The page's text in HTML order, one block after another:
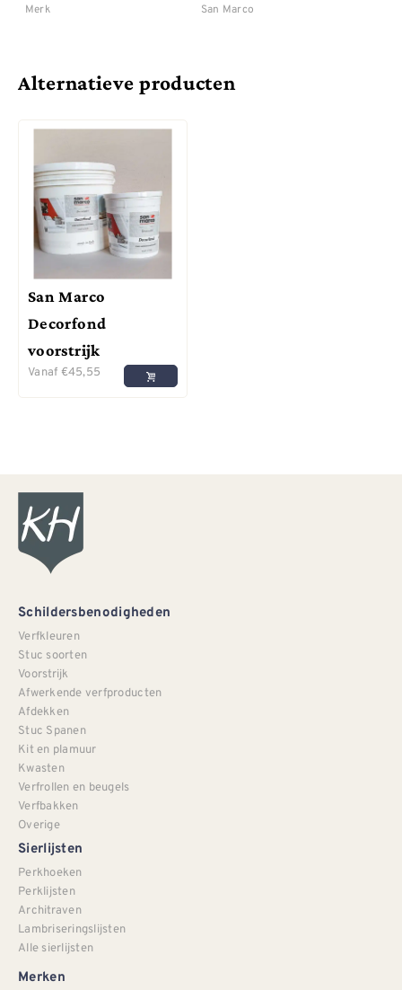
Merk San Marco
Alternatieve producten
San Marco
Decorfond
voorstrijk
Vanaf €45,55
Schildersbenodigheden
Verfkleuren
Stuc soorten
Voorstrijk
Afwerkende verfproducten
Afdekken
Stuc Spanen
Kit en plamuur
Kwasten
Verfrollen en beugels
Verfbakken
Overige
Sierlijsten
Perkhoeken
Perklijsten
Architraven
Lambriseringslijsten
Alle sierlijsten
Merken